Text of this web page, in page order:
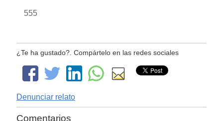
555
¿Te ha gustado?. Compártelo en las redes sociales
Denunciar relato
Comentarios